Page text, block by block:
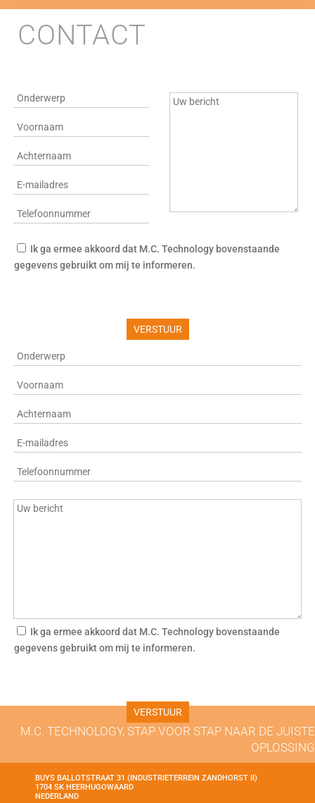
CONTACT
Ik ga ermee akkoord dat M.C. Technology bovenstaande
gegevens gebruikt om mij te informeren.
Ik ga ermee akkoord dat M.C. Technology bovenstaande
gegevens gebruikt om mij te informeren.
M.C. TECHNOLOGY, STAP VOOR STAP NAAR DE JUISTE
OPLOSSING
BUYS BALLOTSTRAAT 31 (INDUSTRIETERREIN ZANDHORST II)
1704 SK HEERHUGOWAARD
NEDERLAND